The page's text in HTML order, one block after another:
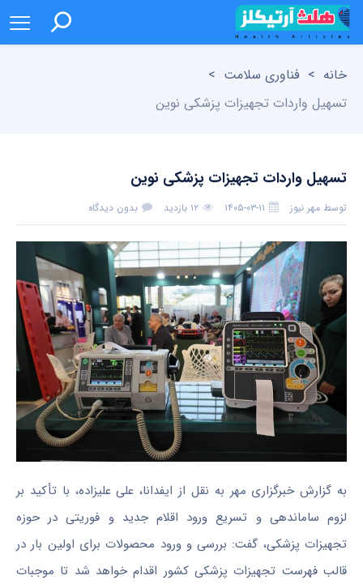
خانه > فناوری سلامت >
تسهیل واردات تجهیزات پزشکی نوین
تسهیل واردات تجهیزات پزشکی نوین
توسط مهر نیوز ۱۴۰۵-۰۳-۱۱ ۱۲ بازدید بدون دیدگاه
به گزارش خبرگزاری مهر به نقل از ایفدانا، علی علیزاده، با تأکید بر
لزوم ساماندهی و تسریع ورود اقلام جدید و فوریتی در حوزه
تجهیزات پزشکی، گفت: بررسی و ورود محصولات برای اولین بار در
قالب فهرست تجهیزات پزشکی کشور اقدام خواهد شد تا موجبات